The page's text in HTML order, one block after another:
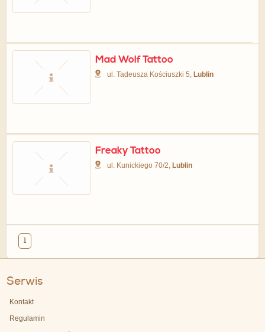
Mad Wolf Tattoo
ul. Tadeusza Kościuszki 5, Lublin
Freaky Tattoo
ul. Kunickiego 70/2, Lublin
1
Serwis
Kontakt
Regulamin